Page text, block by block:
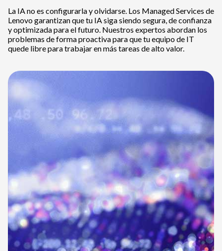
La IA no es configurarla y olvidarse. Los Managed Services de
Lenovo garantizan que tu IA siga siendo segura, de confianza
y optimizada para el futuro. Nuestros expertos abordan los
problemas de forma proactiva para que tu equipo de IT
quede libre para trabajar en más tareas de alto valor.